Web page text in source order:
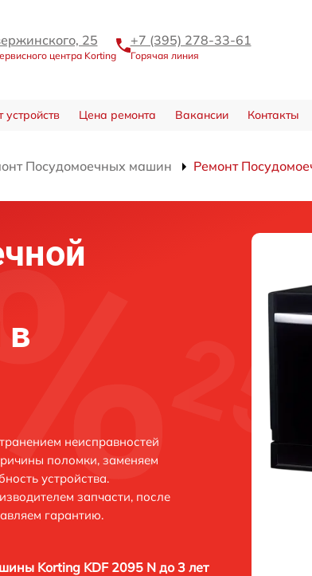
25
центра Korting
+7 (395) 278-33-61
Горячая линия
устройств Цена ремонта Вакансии Контакты
Посудомоечных машин Ремонт
в
неисправностей
поломки, заменяем
устройства.
запчасти, после
гарантию.
Korting KDF 2095 N до 3 лет